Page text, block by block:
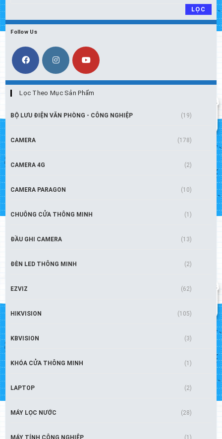
LỌC
Follow Us
Lọc Theo Mục Sản Phẩm
BỘ LƯU ĐIỆN VĂN PHÒNG - CÔNG NGHIỆP (19)
CAMERA (178)
CAMERA 4G (2)
CAMERA PARAGON (10)
CHUÔNG CỬA THÔNG MINH (1)
ĐẦU GHI CAMERA (13)
ĐÈN LED THÔNG MINH (2)
EZVIZ (62)
HIKVISION (105)
KBVISION (3)
KHÓA CỬA THÔNG MINH (1)
LAPTOP (2)
MÁY LỌC NƯỚC (28)
MÁY TÍNH CÔNG NGHIỆP (1)